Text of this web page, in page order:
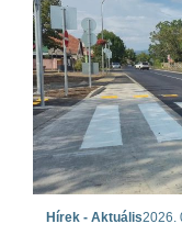
Hírek - Aktuális2026.